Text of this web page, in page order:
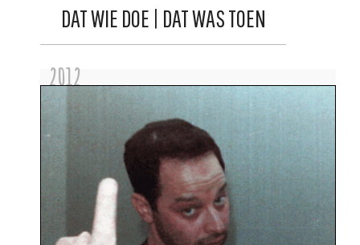
DAT WIE DOE | DAT WAS TOEN
2012